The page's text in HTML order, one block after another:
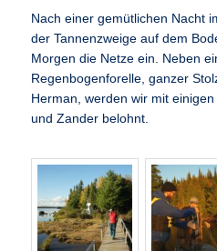
Nach einer gemütlichen Nacht
der Tannenzweige auf dem
Morgen die Netze ein. Neben
Regenbogenforelle, ganzer
Herman, werden wir mit
und Zander belohnt.